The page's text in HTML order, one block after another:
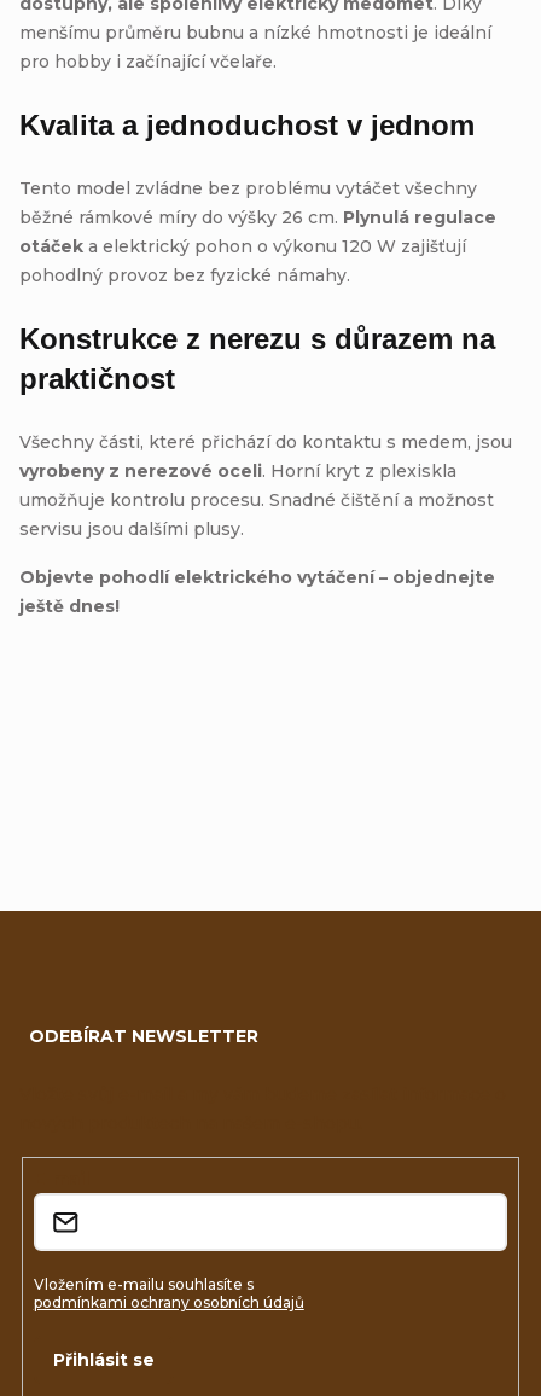
menšímu průměru bubnu a nízké hmotnosti je ideální
pro hobby i začínající včelaře.
Kvalita a jednoduchost v jednom
Tento model zvládne bez problému vytáčet všechny
běžné rámkové míry do výšky 26 cm. Plynulá regulace
otáček a elektrický pohon o výkonu 120 W zajišťují
pohodlný provoz bez fyzické námahy.
Konstrukce z nerezu s důrazem na
praktičnost
Všechny části, které přichází do kontaktu s medem, jsou
vyrobeny z nerezové oceli. Horní kryt z plexiskla
umožňuje kontrolu procesu. Snadné čištění a možnost
servisu jsou dalšími plusy.
Objevte pohodlí elektrického vytáčení – objednejte
ještě dnes!
ODEBÍRAT NEWSLETTER
Vložením e-mailu souhlasíte s
podmínkami ochrany osobních údajů
Přihlásit se